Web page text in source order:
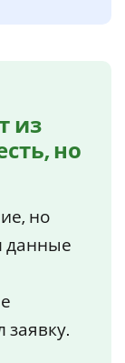
из
но
но
данные
заявку.